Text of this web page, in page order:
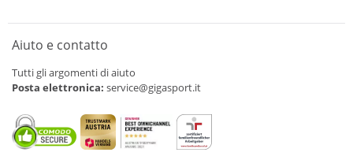
Aiuto e contatto
Tutti gli argomenti di aiuto
Posta elettronica: service@gigasport.it